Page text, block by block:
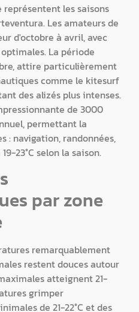
les saisons
Les amateurs de
d'octobre à avril, avec
La période
attire particulièrement
comme le kitesurf
des alizés plus intenses.
de 3000
permettant la
: navigation, randonnées,
23°C selon la saison.
par zone
remarquablement
restent douces autour
atteignent 21-
grimper
de 21-22°C et des